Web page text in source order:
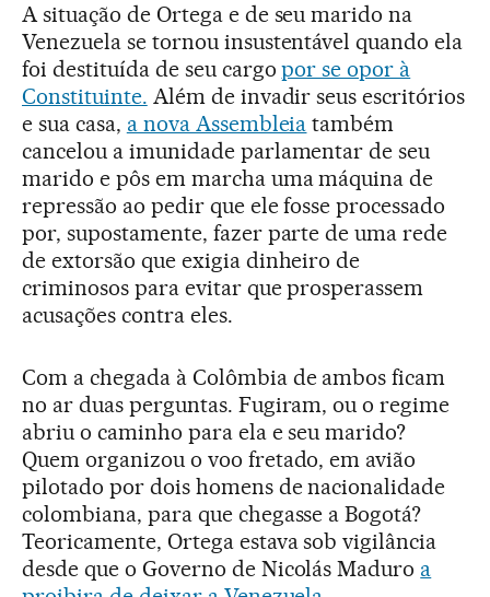
A situação de Ortega e de seu marido na
Venezuela se tornou insustentável quando ela
foi destituída de seu cargopor se opor à
Constituinte. Além de invadir seus escritórios
e sua casa, a nova Assembleia também
cancelou a imunidade parlamentar de seu
marido e pôs em marcha uma máquina de
repressão ao pedir que ele fosse processado
por, supostamente, fazer parte de uma rede
de extorsão que exigia dinheiro de
criminosos para evitar que prosperassem
acusações contra eles.
Com a chegada à Colômbia de ambos ficam
no ar duas perguntas. Fugiram, ou o regime
abriu o caminho para ela e seu marido?
Quem organizou o voo fretado, em avião
pilotado por dois homens de nacionalidade
colombiana, para que chegasse a Bogotá?
Teoricamente, Ortega estava sob vigilância
desde que o Governo de Nicolás Maduro a